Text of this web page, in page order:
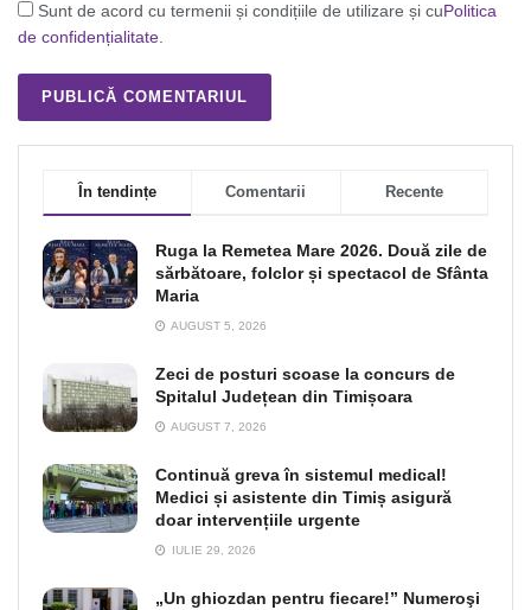
Sunt de acord cu termenii și condițiile de utilizare și cuPolitica
de confidențialitate.
În tendințe Comentarii Recente
Ruga la Remetea Mare 2026. Două zile de
sărbătoare, folclor și spectacol de Sfânta
Maria
AUGUST 5, 2026
Zeci de posturi scoase la concurs de
Spitalul Județean din Timișoara
AUGUST 7, 2026
Continuă greva în sistemul medical!
Medici și asistente din Timiș asigură
doar intervențiile urgente
IULIE 29, 2026
„Un ghiozdan pentru fiecare!” Numeroşi